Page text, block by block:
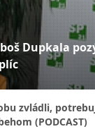
Dupkala
zvládli,
(PODCAST)